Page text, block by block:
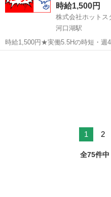
時給1,500円
株式会社ホットス
河口湖駅
時給1,500円★実働5.5Hの時短・週
ィシエワーク♪シフト相談も柔軟
1 2
全75件